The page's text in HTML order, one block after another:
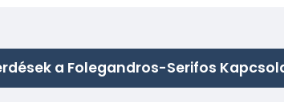
a Folegandros-Serifos